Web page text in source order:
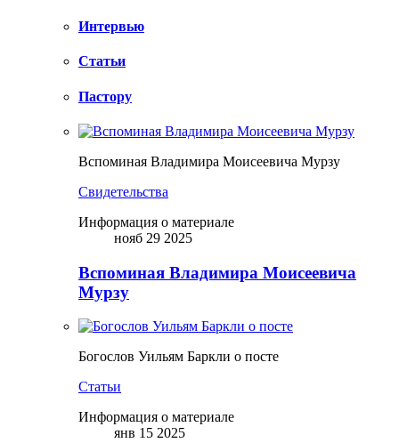
Интервью
Статьи
Пастору
Вспоминая Владимира Моисеевича Мурзу
Свидетельства
Информация о материале
нояб 29 2025
Вспоминая Владимира Моисеевича
Мурзу
Богослов Уильям Баркли о посте
Статьи
Информация о материале
янв 15 2025